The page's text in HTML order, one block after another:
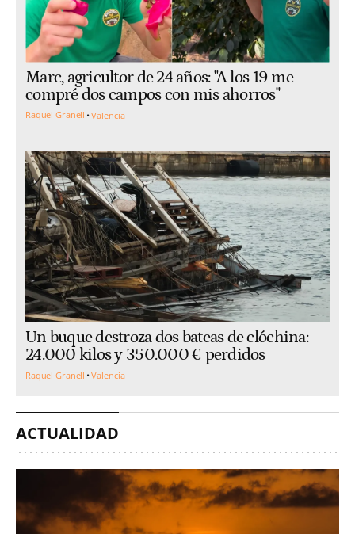
Marc, agricultor de 24 años: "A los 19 me
compré dos campos con mis ahorros"
Raquel Granell Valencia
Un buque destroza dos bateas de clóchina:
24.000 kilos y 350.000 € perdidos
Raquel Granell Valencia
ACTUALIDAD